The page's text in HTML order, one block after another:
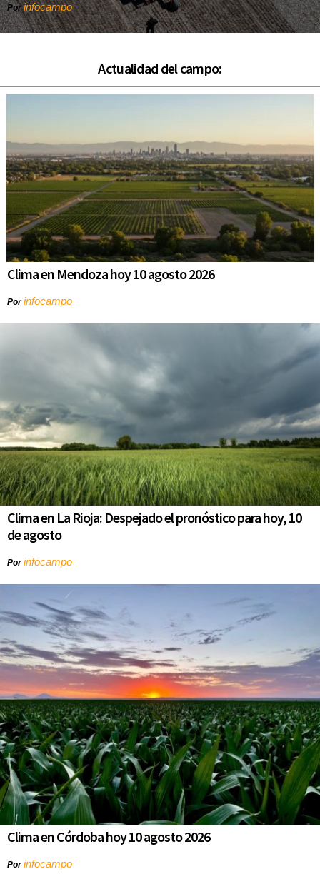
Porinfocampo
Actualidad del campo:
Clima en Mendoza hoy 10 agosto 2026
Porinfocampo
Clima en La Rioja: Despejado el pronóstico para hoy, 10
de agosto
Porinfocampo
Clima en Córdoba hoy 10 agosto 2026
Porinfocampo